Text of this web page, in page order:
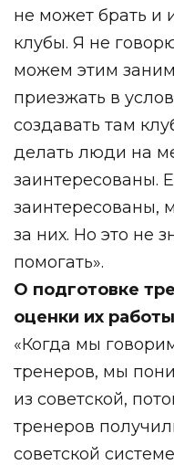
не может брать и
клубы. Я не
можем этим
приезжать в
создавать там
делать люди на
заинтересованы.
заинтересованы,
за них. Но это не
помогать».
О подготовке
оценки их работы
«Когда мы
тренеров, мы
из советской,
тренеров
советской